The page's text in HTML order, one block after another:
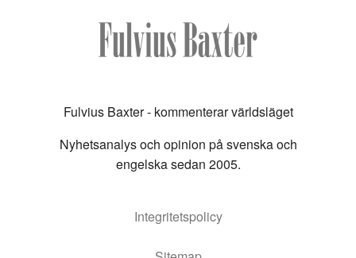
Fulvius Baxter - kommenterar världsläget
Nyhetsanalys och opinion på svenska och
engelska sedan 2005.
Integritetspolicy